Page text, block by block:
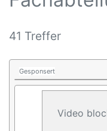
41 Treffer
Gesponsert
Video